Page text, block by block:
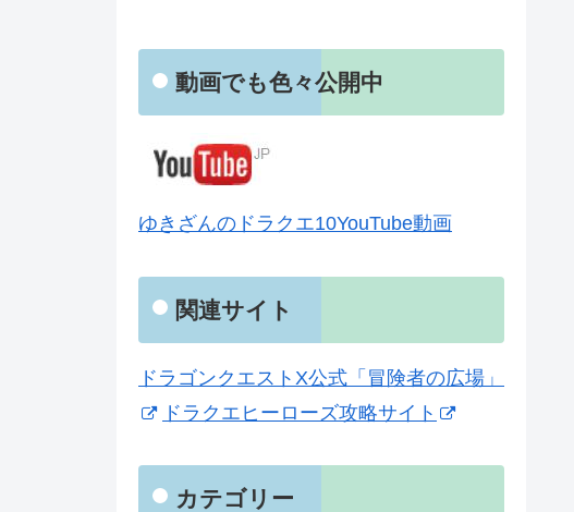
動画でも色々公開中
ゆきざんのドラクエ10YouTube動画
関連サイト
ドラゴンクエストX公式「冒険者の広場」
ドラクエヒーローズ攻略サイト
カテゴリー